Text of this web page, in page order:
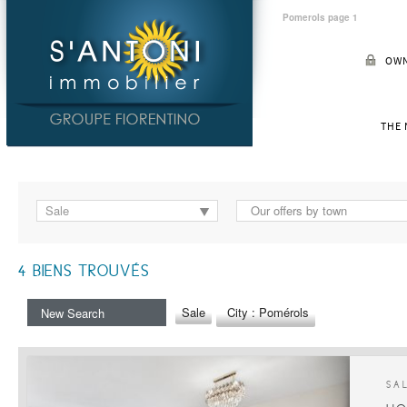
Pomerols page 1
THE
Sale Our offers by town
4 BIENS TROUVÉS
New Search Sale City : Pomérols